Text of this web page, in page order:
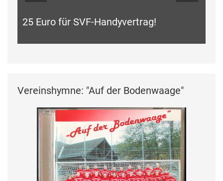
25 Euro für SVF-Handyvertrag!
Vereinshymne: "Auf der Bodenwaage"